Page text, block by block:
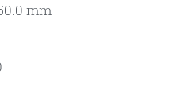
mm